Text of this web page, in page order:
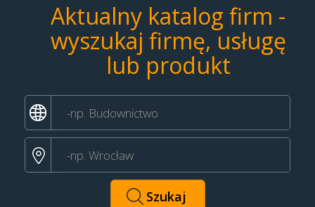
Aktualny katalog firm -
wyszukaj firmę, usługę
lub produkt